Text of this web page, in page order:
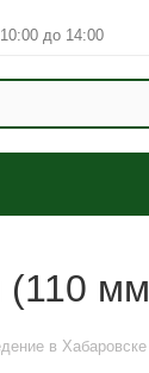
до 14:00
(110
в Хабаровске